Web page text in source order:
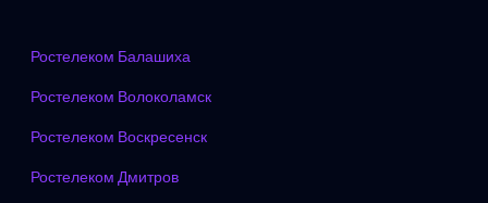
Ростелеком Балашиха
Ростелеком Волоколамск
Ростелеком Воскресенск
Ростелеком Дмитров